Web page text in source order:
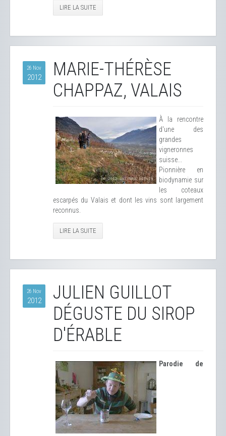
LIRE LA SUITE
26 Nov
2012
MARIE-THÉRÈSE
CHAPPAZ, VALAIS
À la rencontre
d'une des
grandes
vigneronnes
suisse...
Pionnière en
biodynamie sur
les coteaux
escarpés du Valais et dont les vins sont largement
reconnus.
LIRE LA SUITE
26 Nov
2012
JULIEN GUILLOT
DÉGUSTE DU SIROP
D'ÉRABLE
Parodie de